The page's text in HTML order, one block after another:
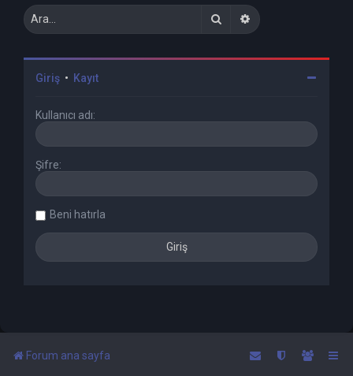
Gelişmiş arama
Giriş • Kayıt
Kullanıcı adı:
Şifre:
Beni hatırla
Forum ana sayfa